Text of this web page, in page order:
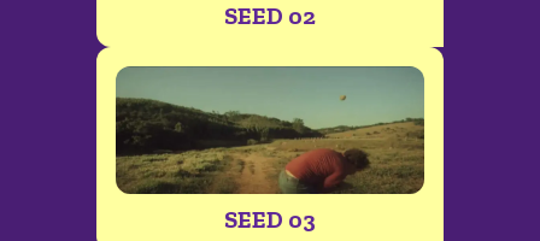
SEED 02
SEED 03